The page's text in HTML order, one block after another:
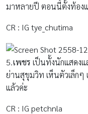
มาหลายปี ตอนนี้ตั้งท้อง
CR : IG tye_chutima
5.เพชร เป็นทั้งนักแสดงแ
ย่านสุขุมวิท เห็นตัวเล็กๆ
แล้วค่ะ
CR : IG petchnla